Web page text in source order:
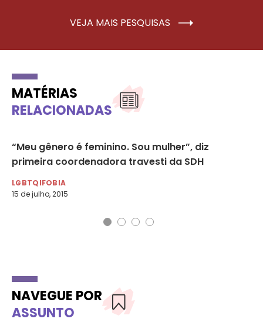
VEJA MAIS PESQUISAS
MATÉRIAS
RELACIONADAS
“Meu gênero é feminino. Sou mulher”, diz
primeira coordenadora travesti da SDH
LGBTQIFOBIA
15 de julho, 2015
NAVEGUE POR
ASSUNTO